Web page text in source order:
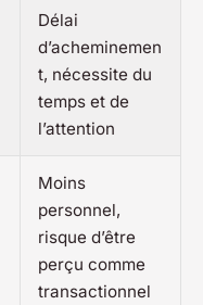
Délai
d’acheminemen
t, nécessite du
temps et de
l’attention
Moins
personnel,
risque d’être
perçu comme
transactionnel